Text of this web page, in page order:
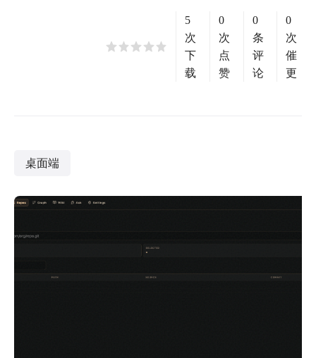
5
次
下
载
0
次
点
赞
0
条
评
论
0
次
催
更
桌面端